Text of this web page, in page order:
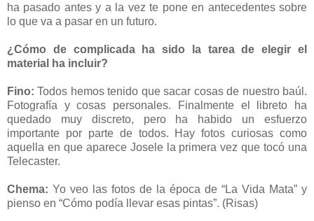
ha pasado antes y a la vez te pone en antecedentes sobre
lo que va a pasar en un futuro.
¿Cómo de complicada ha sido la tarea de elegir el
material ha incluir?
Fino: Todos hemos tenido que sacar cosas de nuestro baúl.
Fotografía y cosas personales. Finalmente el libreto ha
quedado muy discreto, pero ha habido un esfuerzo
importante por parte de todos. Hay fotos curiosas como
aquella en que aparece Josele la primera vez que tocó una
Telecaster.
Chema: Yo veo las fotos de la época de “La Vida Mata” y
pienso en “Cómo podía llevar esas pintas”. (Risas)